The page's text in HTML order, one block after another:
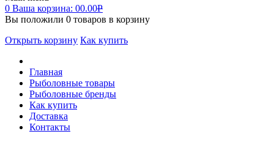
0 Ваша корзина: 00.00Р
Вы положили 0 товаров в корзину
Открыть корзину Как купить
Главная
Рыболовные товары
Рыболовные бренды
Как купить
Доставка
Контакты